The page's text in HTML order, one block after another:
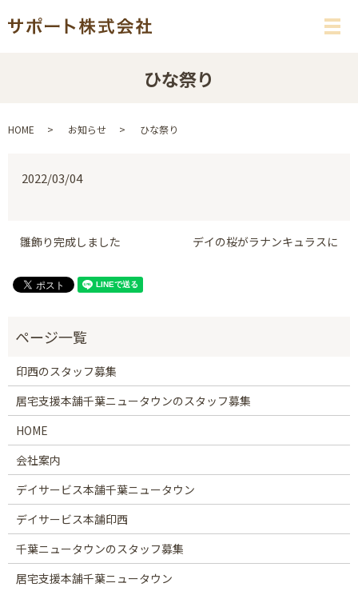
メ
ひな祭り
HOME お知らせ ひな祭り
2022/03/04
雛飾り完成しました デイの桜がラナンキュラスに
印西のスタッフ募集
居宅支援本舗千葉ニュータウンのスタッフ募集
HOME
会社案内
デイサービス本舗千葉ニュータウン
デイサービス本舗印西
千葉ニュータウンのスタッフ募集
居宅支援本舗千葉ニュータウン